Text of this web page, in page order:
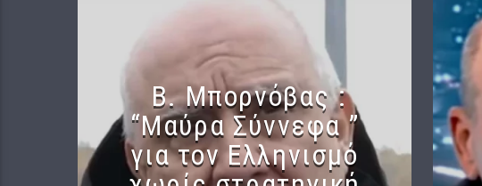
B. Μπορνόβας :
“Μαύρα Σύννεφα ”
για τον Ελληνισμό